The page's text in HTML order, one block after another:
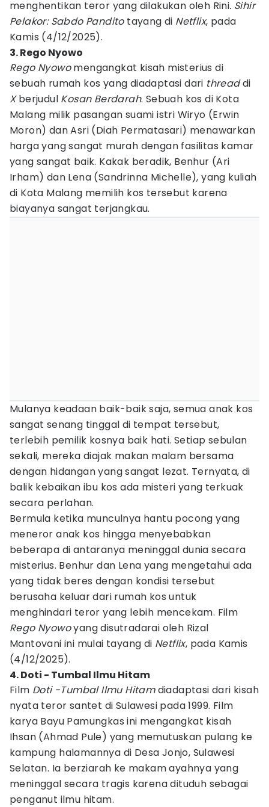
menghentikan teror yang dilakukan oleh Rini. Sihir
Pelakor: Sabdo Panditotayang di Netflix, pada
Kamis (4/12/2025).
3. Rego Nyowo
Rego Nyowomengangkat kisah misterius di
sebuah rumah kos yang diadaptasi dari threaddi
Xberjudul Kosan Berdarah. Sebuah kos di Kota
Malang milik pasangan suami istri Wiryo (Erwin
Moron) dan Asri (Diah Permatasari) menawarkan
harga yang sangat murah dengan fasilitas kamar
yang sangat baik. Kakak beradik, Benhur (Ari
Irham) dan Lena (Sandrinna Michelle), yang kuliah
di Kota Malang memilih kos tersebut karena
biayanya sangat terjangkau.
Mulanya keadaan baik-baik saja, semua anak kos
sangat senang tinggal di tempat tersebut,
terlebih pemilik kosnya baik hati. Setiap sebulan
sekali, mereka diajak makan malam bersama
dengan hidangan yang sangat lezat. Ternyata, di
balik kebaikan ibu kos ada misteri yang terkuak
secara perlahan.
Bermula ketika munculnya hantu pocong yang
meneror anak kos hingga menyebabkan
beberapa di antaranya meninggal dunia secara
misterius. Benhur dan Lena yang mengetahui ada
yang tidak beres dengan kondisi tersebut
berusaha keluar dari rumah kos untuk
menghindari teror yang lebih mencekam. Film
Rego Nyowoyang disutradarai oleh Rizal
Mantovani ini mulai tayang di Netflix, pada Kamis
(4/12/2025).
4. Doti - Tumbal Ilmu Hitam
Film Doti -Tumbal Ilmu Hitamdiadaptasi dari kisah
nyata teror santet di Sulawesi pada 1999. Film
karya Bayu Pamungkas ini mengangkat kisah
Ihsan (Ahmad Pule) yang memutuskan pulang ke
kampung halamannya di Desa Jonjo, Sulawesi
Selatan. Ia berziarah ke makam ayahnya yang
meninggal secara tragis karena dituduh sebagai
penganut ilmu hitam.